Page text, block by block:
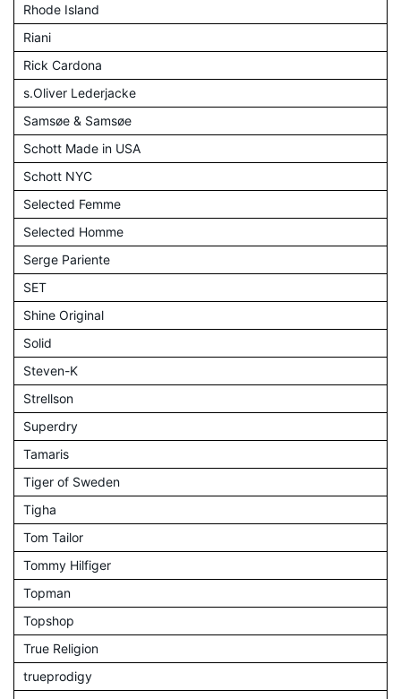
Rhode Island
Riani
Rick Cardona
s.Oliver Lederjacke
Samsøe & Samsøe
Schott Made in USA
Schott NYC
Selected Femme
Selected Homme
Serge Pariente
SET
Shine Original
Solid
Steven-K
Strellson
Superdry
Tamaris
Tiger of Sweden
Tigha
Tom Tailor
Tommy Hilfiger
Topman
Topshop
True Religion
trueprodigy